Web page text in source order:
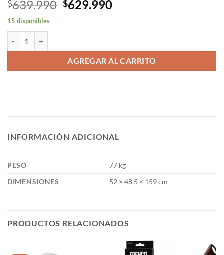
$639.990 El
$639.990.
$629.990El
$629.990.
15 disponibles
AGREGAR AL CARRITO
INFORMACIÓN ADICIONAL
PESO
77 kg
DIMENSIONES
52 × 48,5 × 159 cm
PRODUCTOS RELACIONADOS